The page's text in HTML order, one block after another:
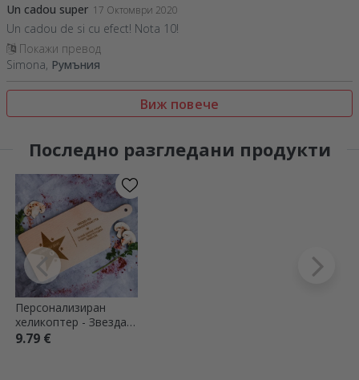
Un cadou super 17 Октомври 2020
Un cadou de si cu efect! Nota 10!
Покажи превод
Simona, Румъния
Виж повече
Последно разгледани продукти
Персонализиран
хеликоптер - Звезда
на благодарността
9.79 €